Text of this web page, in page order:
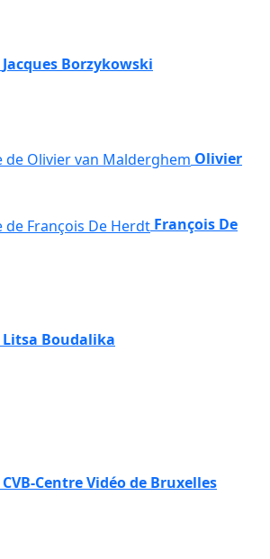
Jacques Borzykowski
Olivier
François De
Litsa Boudalika
CVB-Centre Vidéo de Bruxelles